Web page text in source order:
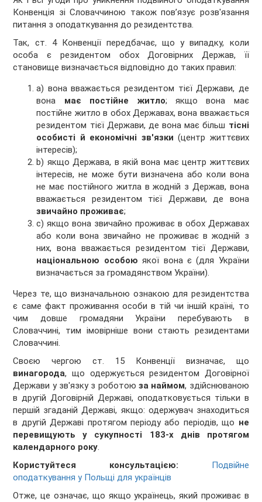
Конвенція зі Словаччиною також пов’язує розв'язання
питання з оподаткування до резидентства.
Так, ст. 4 Конвенції передбачає, що у випадку, коли
особа є резидентом обох Договірних Держав, її
становище визначається відповідно до таких правил:
a) вона вважається резидентом тієї Держави, де
вона має постійне житло; якщо вона має
постійне житло в обох Державах, вона вважається
резидентом тієї Держави, де вона має більш тісні
особисті й економічні зв'язки (центр життєвих
інтересів);
b) якщо Держава, в якій вона має центр життєвих
інтересів, не може бути визначена або коли вона
не має постійного житла в жодній з Держав, вона
вважається резидентом тієї Держави, де вона
звичайно проживає;
c) якщо вона звичайно проживає в обох Державах
або коли вона звичайно не проживає в жодній з
них, вона вважається резидентом тієї Держави,
національною особою якої вона є (для України
визначається за громадянством України).
Через те, що визначальною ознакою для резидентства
є саме факт проживання особи в тій чи іншій країні, то
чим довше громадяни України перебувають в
Словаччині, тим імовірніше вони стають резидентами
Словаччині.
Своєю чергою ст. 15 Конвенції визначає, що
винагорода, що одержується резидентом Договірної
Держави у зв'язку з роботою за наймом, здійснюваною
в другій Договірній Державі, оподатковується тільки в
першій згаданій Державі, якщо: одержувач знаходиться
в другій Державі протягом періоду або періодів, що не
перевищують у сукупності 183-х днів протягом
календарного року.
Користуйтеся консультацією: Подвійне
оподаткування у Польщі для українців
Отже, це означає, що якщо українець, який проживає в